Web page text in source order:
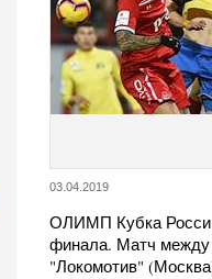
03.04.2019
ОЛИМП Кубка
финала. Матч
"Локомотив"